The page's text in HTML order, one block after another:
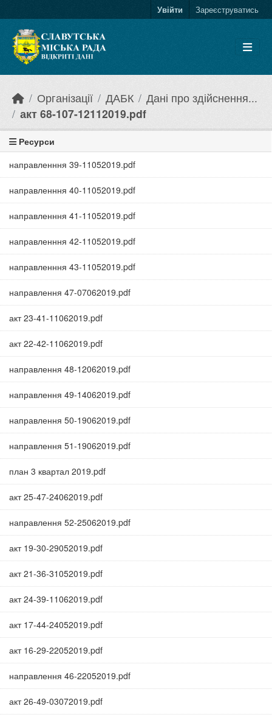
Увійти Зареєструватись
Організації ДАБК
Дані про здійснення...
акт 68-107-12112019.pdf
Ресурси
направленння 39-11052019.pdf
направленння 40-11052019.pdf
направленння 41-11052019.pdf
направленння 42-11052019.pdf
направленння 43-11052019.pdf
направлення 47-07062019.pdf
акт 23-41-11062019.pdf
акт 22-42-11062019.pdf
направлення 48-12062019.pdf
направлення 49-14062019.pdf
направлення 50-19062019.pdf
направлення 51-19062019.pdf
план 3 квартал 2019.pdf
акт 25-47-24062019.pdf
направлення 52-25062019.pdf
акт 19-30-29052019.pdf
акт 21-36-31052019.pdf
акт 24-39-11062019.pdf
акт 17-44-24052019.pdf
акт 16-29-22052019.pdf
направлення 46-22052019.pdf
акт 26-49-03072019.pdf